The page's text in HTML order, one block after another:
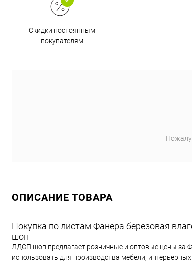
Скидки постоянным
покупателям
ОПИСАНИЕ ТОВАРА
Покупка по листам Фанера березовая
шоп
ЛДСП шоп предлагает розничные и оптовые цены за
использовать для производства мебели,